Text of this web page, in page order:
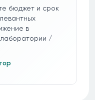
бюджет и срок
в
/